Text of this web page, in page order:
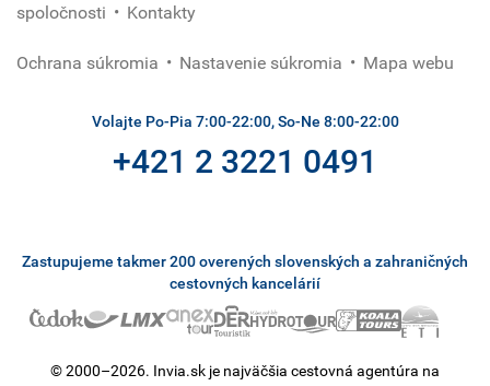
spoločnosti
Kontakty
Ochrana súkromia Nastavenie súkromia Mapa webu
Volajte Po-Pia 7:00-22:00, So-Ne 8:00-22:00
+421 2 3221 0491
Zastupujeme takmer 200 overených slovenských a zahraničných
cestovných kancelárií
© 2000–2026. Invia.sk je najväčšia cestovná agentúra na